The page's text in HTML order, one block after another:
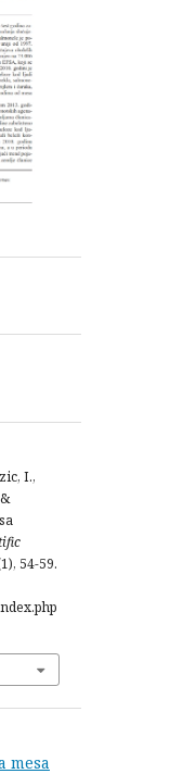
I.,
54-59.
mesa